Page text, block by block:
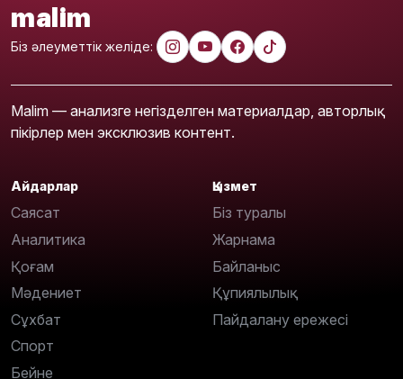
malim
Біз әлеуметтік желіде:
Malim — анализге негізделген материалдар, авторлық
пікірлер мен эксклюзив контент.
Айдарлар
Саясат
Аналитика
Қоғам
Мәдениет
Сұхбат
Спорт
Бейне
Қызмет
Біз туралы
Жарнама
Байланыс
Құпиялылық
Пайдалану ережесі